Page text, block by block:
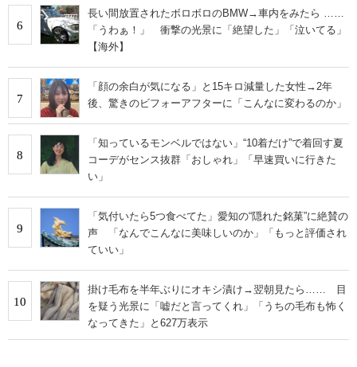
6
長い間放置されたボロボロのBMW→車内をみたら ……
「うわぁ！」 衝撃の光景に「絶望した」「泣いてる」
【海外】
7
「顔の余白が気になる」と15キロ減量した女性→2年
後、驚きのビフォーアフターに「こんなに変わるのか」
8
「知っているモンベルではない」“10着だけ”で着回す夏
コーデがセンス抜群「おしゃれ」「早速買いに行きた
い」
9
「気付いたら5つ食べてた」愛知の“隠れた銘菓”に絶賛の
声 「なんでこんなに美味しいのか」「もっと評価され
ていい」
10
掛け毛布を半年ぶりにオキシ漬け→翌朝見たら…… 目
を疑う光景に「嘘だと言ってくれ」「うちの毛布も怖く
なってきた」と627万表示